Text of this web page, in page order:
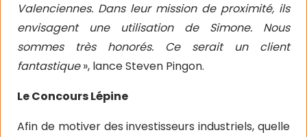
Valenciennes. Dans leur mission de proximité, ils
envisagent une utilisation de Simone. Nous
sommes très honorés. Ce serait un client
fantastique», lance Steven Pingon.
Le Concours Lépine
Afin de motiver des investisseurs industriels, quelle